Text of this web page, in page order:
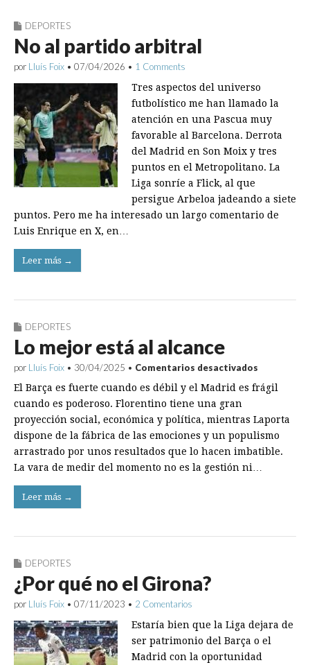
DEPORTES
No al partido arbitral
por Lluís Foix • 07/04/2026 • 1 Comments
Tres aspectos del universo
futbolístico me han llamado la
atención en una Pascua muy
favorable al Barcelona. Derrota
del Madrid en Son Moix y tres
puntos en el Metropolitano. La
Liga sonríe a Flick, al que
persigue Arbeloa jadeando a siete
puntos. Pero me ha interesado un largo comentario de
Luis Enrique en X, en…
Leer más →
DEPORTES
Lo mejor está al alcance
por Lluís Foix • 30/04/2025 • Comentarios desactivados
mejor
alcance
El Barça es fuerte cuando es débil y el Madrid es frágil
cuando es poderoso. Florentino tiene una gran
proyección social, económica y política, mientras Laporta
dispone de la fábrica de las emociones y un populismo
arrastrado por unos resultados que lo hacen imbatible.
La vara de medir del momento no es la gestión ni…
Leer más →
DEPORTES
¿Por qué no el Girona?
por Lluís Foix • 07/11/2023 • 2 Comentarios
Estaría bien que la Liga dejara de
ser patrimonio del Barça o el
Madrid con la oportunidad